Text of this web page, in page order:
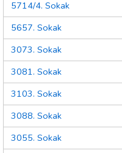
5714/4. Sokak
5657. Sokak
3073. Sokak
3081. Sokak
3103. Sokak
3088. Sokak
3055. Sokak